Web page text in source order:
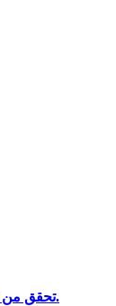
تحقق من هويتك عن طريق إدخال معلوماتك الشخصية وتحميل بطاقة هوية صالحة تحتوي على صورة.